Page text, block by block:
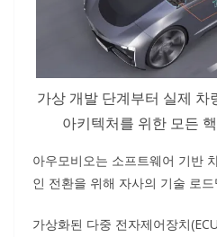
가상 개발 단계부터 실제 차
아키텍처를 위한 모든
아우모비오는 소프트웨어 기반
인 전환을 위해 자사의 기술 로
가상화된 다중 전자제어장치